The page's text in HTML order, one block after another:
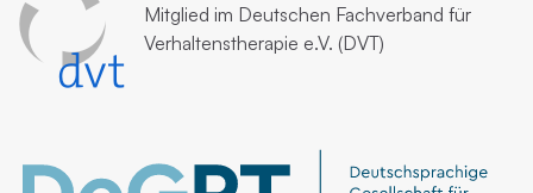
Mitglied im Deutschen Fachverband für
Verhaltenstherapie e.V. (DVT)